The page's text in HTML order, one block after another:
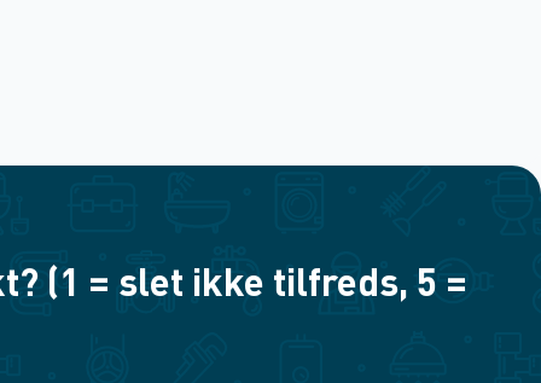
(1 = slet ikke tilfreds, 5 =